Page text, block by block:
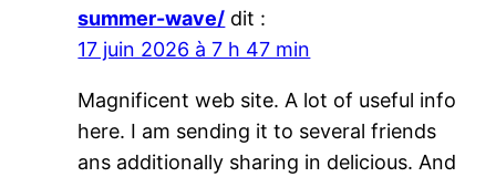
summer-wave/ dit :
17 juin 2026 à 7 h 47 min
Magnificent web site. A lot of useful info
here. I am sending it to several friends
ans additionally sharing in delicious. And